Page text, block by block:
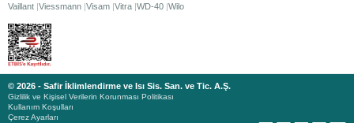
Vaillant Viessmann Visam Vitra WD-40 Wilo
© 2026 - Safir İklimlendirme ve Isı Sis. San. ve Tic. A.Ş.
Gizlilik ve Kişisel Verilerin Korunması Politikası
Kullanım Koşulları
Çerez Ayarları